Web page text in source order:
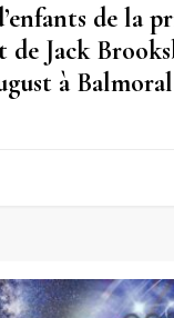
de la
de Jack
à Balmoral